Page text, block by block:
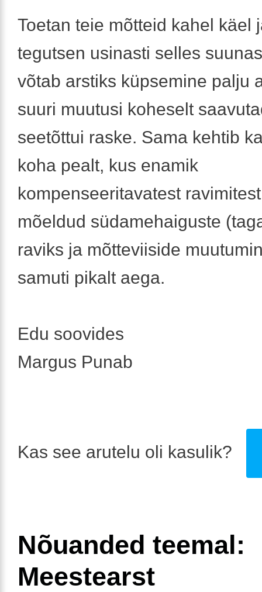
Toetan teie mõtteid kahel käel
tegutsen usinasti selles
võtab arstiks küpsemine palju
suuri muutusi koheselt
seetõttui raske. Sama kehtib
koha pealt, kus enamik
kompenseeritavatest
mõeldud südamehaiguste
raviks ja mõtteviiside
samuti pikalt aega.
Edu soovides
Margus Punab
Kas see arutelu oli kasulik?
Nõuanded teemal:
Meestearst